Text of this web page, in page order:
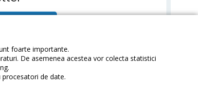
foarte importante.
De asemenea acestea vor colecta statistici
de date.
Sitemap